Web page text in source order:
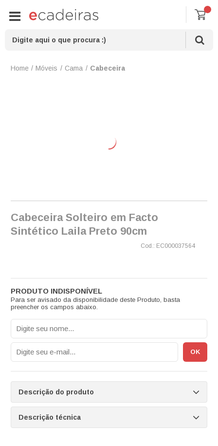
Móveis Cama Cabeceira
Cabeceira Solteiro em Facto
Sintético Laila Preto 90cm
EC000037564
Para ser avisado da disponibilidade deste Produto, basta
preencher os campos abaixo.
Descrição do produto
Descrição técnica